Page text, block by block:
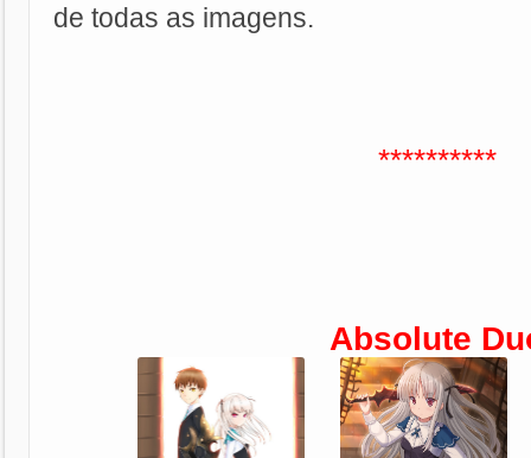
de todas as imagens.
**********
Absolute